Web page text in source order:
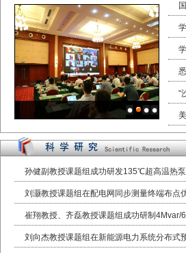
“
孙健副教授课题组成功研发135℃超高温热
刘灏教授课题组在配电网同步测量终端布点
崔翔教授、齐磊教授课题组成功研制
刘向杰教授课题组在新能源电力系统分布式